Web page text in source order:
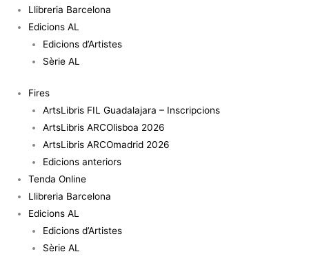
Llibreria Barcelona
Edicions AL
Edicions d’Artistes
Sèrie AL
Fires
ArtsLibris FIL Guadalajara – Inscripcions
ArtsLibris ARCOlisboa 2026
ArtsLibris ARCOmadrid 2026
Edicions anteriors
Tenda Online
Llibreria Barcelona
Edicions AL
Edicions d’Artistes
Sèrie AL
Elvira